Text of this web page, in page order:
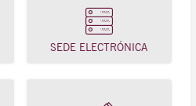
SEDE ELECTRÓNICA